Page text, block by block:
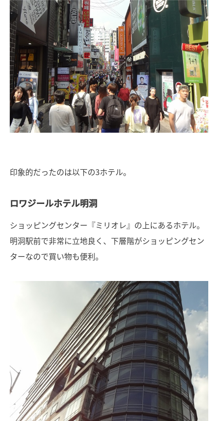
印象的だったのは以下の3ホテル。
ロワジールホテル明洞
ショッピングセンター『ミリオレ』の上にあるホテル。
明洞駅前で非常に立地良く、下層階がショッピングセン
ターなので買い物も便利。